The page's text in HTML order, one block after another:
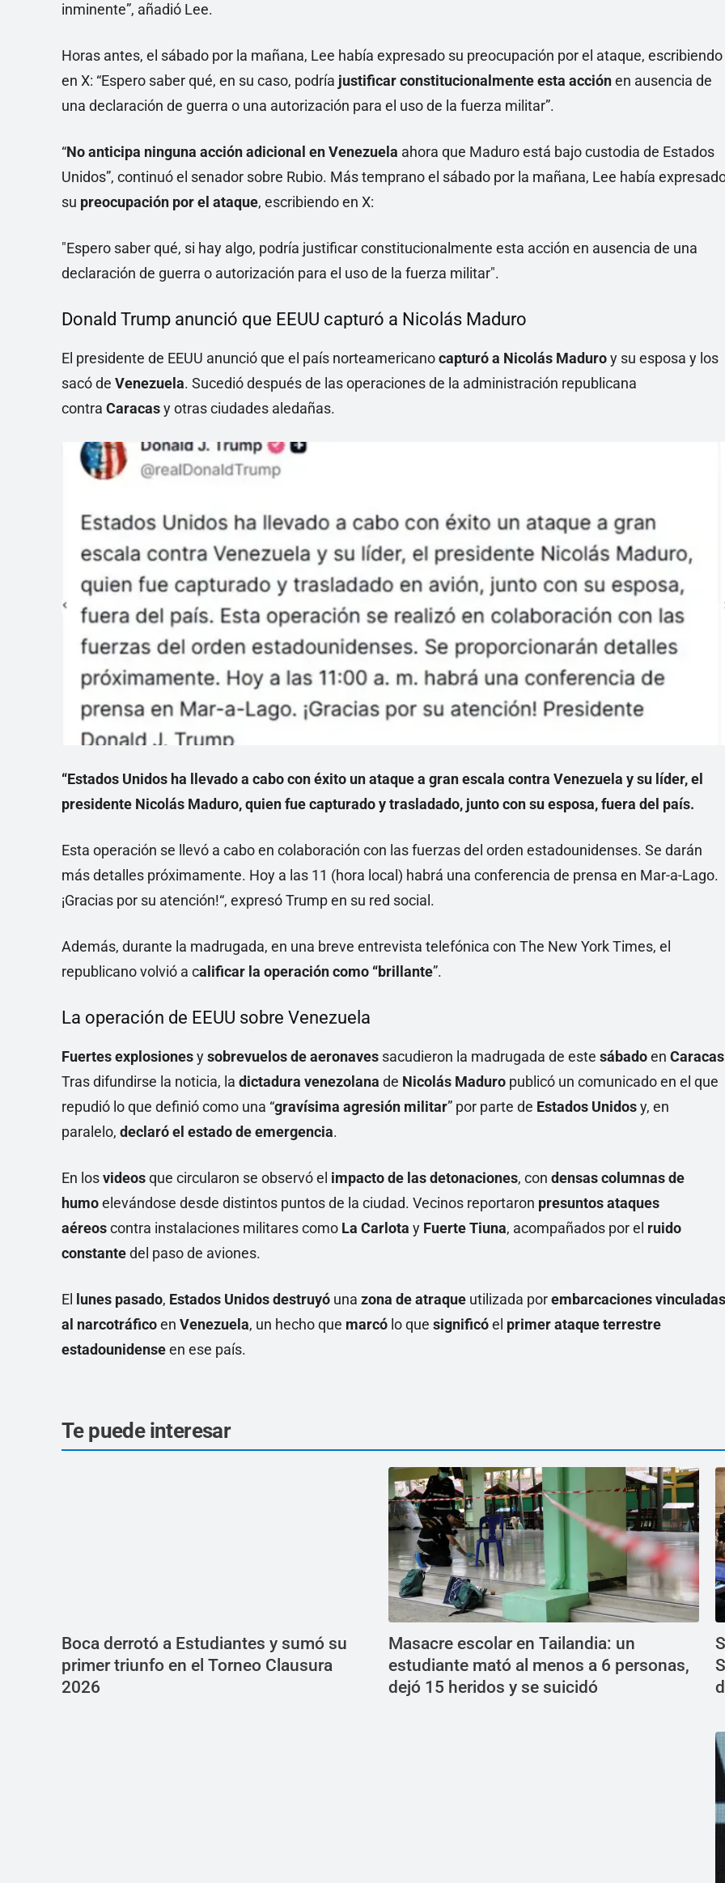
inminente”, añadió Lee.
Horas antes, el sábado por la mañana, Lee había expresado su preocupación por el ataque, escribiendo
en X: “Espero saber qué, en su caso, podría justificar constitucionalmente esta acciónen ausencia de
una declaración de guerra o una autorización para el uso de la fuerza militar”.
“No anticipa ninguna acción adicional en Venezuela ahora que Maduro está bajo custodia de Estados
Unidos”, continuó el senador sobre Rubio. Más temprano el sábado por la mañana, Lee había
su preocupación por el ataque, escribiendo en X:
"Espero saber qué, si hay algo, podría justificar constitucionalmente esta acción en ausencia de una
declaración de guerra o autorización para el uso de la fuerza militar".
Donald Trump anunció que EEUU capturó a Nicolás Maduro
El presidente de EEUU anunció que el país norteamericanocapturó a Nicolás Maduroy su esposa y los
sacó de Venezuela. Sucedió después de las operaciones de la administración republicana
contra Caracasy otras ciudades aledañas.
“Estados Unidos ha llevado a cabo con éxito un ataque a gran escala contra Venezuela y su líder, el
presidente Nicolás Maduro, quien fue capturado y trasladado, junto con su esposa, fuera del país.
Esta operación se llevó a cabo en colaboración con las fuerzas del orden estadounidenses. Se darán
más detalles próximamente. Hoy a las 11 (hora local) habrá una conferencia de prensa en Mar-a-Lago.
¡Gracias por su atención!“, expresó Trump en su red social.
Además, durante la madrugada, en una breve entrevista telefónica con The New York Times, el
republicano volvió a calificar la operación como “brillante”.
La operación de EEUU sobre Venezuela
Fuertes explosionesysobrevuelos de aeronaves sacudieron la madrugada de este sábadoen Caracas
Tras difundirse la noticia, la dictadura venezolana de Nicolás Maduro publicó un comunicado en el que
repudió lo que definió como una “gravísima agresión militar” por parte de Estados Unidosy, en
paralelo, declaró el estado de emergencia.
En losvideosque circularon se observó el impacto de las detonaciones, con densas columnas de
humoelevándose desde distintos puntos de la ciudad. Vecinos reportaron presuntos ataques
aéreoscontra instalaciones militares como La Carlota y Fuerte Tiuna, acompañados por el ruido
constantedel paso de aviones.
El lunes pasado, Estados Unidosdestruyó una zona de atraque utilizada porembarcaciones vinculadas
al narcotráficoen Venezuela, un hecho que marcó lo que significóel primer ataque terrestre
estadounidenseen ese país.
Te puede interesar
Boca derrotó a Estudiantes y sumó su
primer triunfo en el Torneo Clausura
2026
Masacre escolar en Tailandia: un
estudiante mató al menos a 6 personas,
dejó 15 heridos y se suicidó